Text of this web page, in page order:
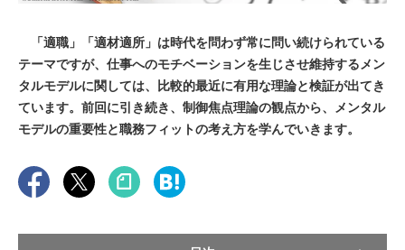
「適職」「適材適所」は時代を問わず常に問い続けられている
テーマですが、仕事へのモチベーションを生じさせ維持するメン
タルモデルに関しては、比較的最近に有用な理論と検証が出てき
ています。前回に引き続き、制御焦点理論の観点から、メンタル
モデルの重要性と職務フィットの考え方を学んでいきます。